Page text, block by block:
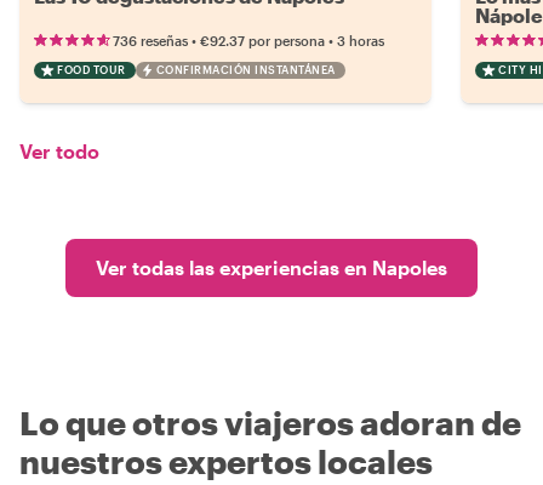
736 reseñas • €92.37 por persona • 3 horas
FOOD TOUR CONFIRMACIÓN INSTANTÁNEA CITY
Ver todo
Ver todas las experiencias en Napoles
Lo que otros viajeros adoran de
nuestros expertos locales